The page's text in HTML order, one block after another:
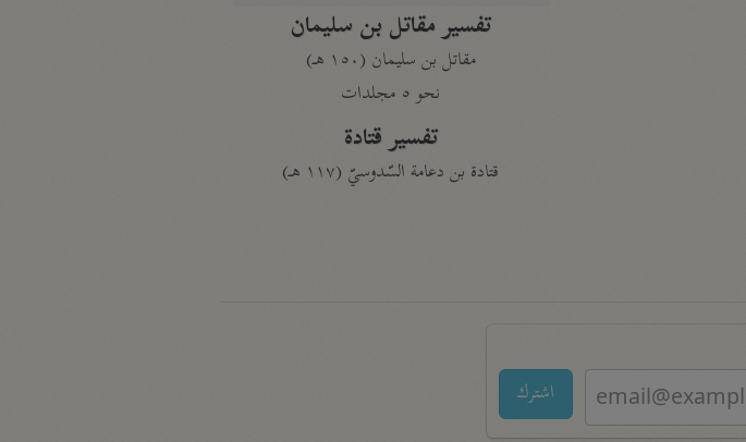
تفسير مقاتل بن سليمان
مقاتل بن سليمان (١٥٠ هـ)
نحو ٥ مجلدات
تفسير قتادة
قتادة بن دعامة السّدوسيّ (١١٧ هـ)
اشترك